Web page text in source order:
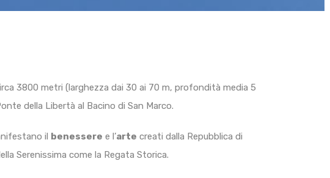
3800 metri (larghezza dai 30 ai 70 m, profondità media 5
della Libertà al Bacino di San Marco.
il benessere e l’arte creati dalla Repubblica di
Serenissima come la Regata Storica.